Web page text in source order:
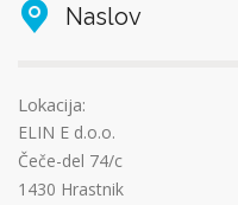
Naslov
Lokacija:
ELIN E d.o.o.
Čeče-del 74/c
1430 Hrastnik